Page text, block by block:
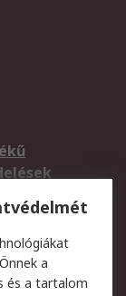
a
és a tartalom